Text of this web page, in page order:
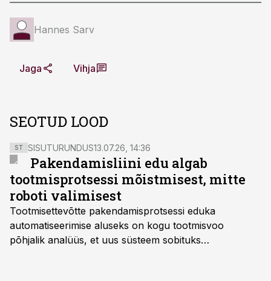
Hannes Sarv
Jaga Vihja
SEOTUD LOOD
ST SISUTURUNDUS13.07.26, 14:36
Pakendamisliini edu algab
tootmisprotsessi mõistmisest, mitte
roboti valimisest
Tootmisettevõtte pakendamisprotsessi eduka
automatiseerimise aluseks on kogu tootmisvoo
põhjalik analüüs, et uus süsteem sobituks